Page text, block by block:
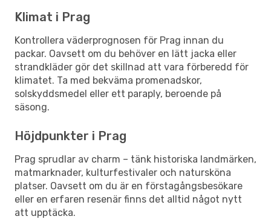
Klimat i Prag
Kontrollera väderprognosen för Prag innan du
packar. Oavsett om du behöver en lätt jacka eller
strandkläder gör det skillnad att vara förberedd för
klimatet. Ta med bekväma promenadskor,
solskyddsmedel eller ett paraply, beroende på
säsong.
Höjdpunkter i Prag
Prag sprudlar av charm – tänk historiska landmärken,
matmarknader, kulturfestivaler och natursköna
platser. Oavsett om du är en förstagångsbesökare
eller en erfaren resenär finns det alltid något nytt
att upptäcka.